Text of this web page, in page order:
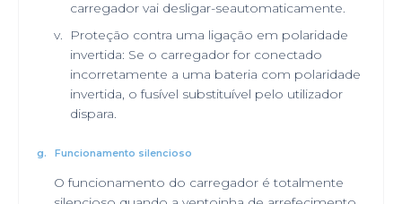
carregador vai desligar-seautomaticamente.
v.
Proteção contra uma ligação em polaridade
invertida: Se o carregador for conectado
incorretamente a uma bateria com polaridade
invertida, o fusível substituível pelo utilizador
dispara.
g. Funcionamento silencioso
O funcionamento do carregador é totalmente